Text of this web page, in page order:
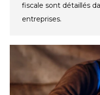
fiscale sont détaillés
entreprises.